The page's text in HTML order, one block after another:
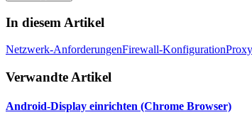
In diesem Artikel
Netzwerk-AnforderungenFirewall-Konfiguration
Verwandte Artikel
Android-Display einrichten (Chrome Browser)